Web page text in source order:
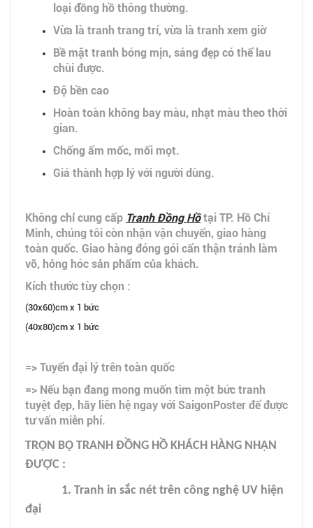
loại đồng hồ thông thường.
Vừa là tranh trang trí, vừa là tranh xem giờ
Bề mặt tranh bóng mịn, sáng đẹp có thể lau
chùi được.
Độ bền cao
Hoàn toàn không bay màu, nhạt màu theo thời
gian.
Chống ẩm mốc, mối mọt.
Giá thành hợp lý với người dùng.
Không chỉ cung cấp Tranh Đồng Hồ tại TP. Hồ Chí
Minh, chúng tôi còn nhận vận chuyển, giao hàng
toàn quốc. Giao hàng đóng gói cẩn thận tránh làm
vỡ, hỏng hóc sản phẩm của khách.
Kích thước tùy chọn :
(30x60)cm x 1 bức
(40x80)cm x 1 bức
=> Tuyển đại lý trên toàn quốc
=> Nếu bạn đang mong muốn tìm một bức tranh
tuyệt đẹp, hãy liên hệ ngay với SaigonPoster để được
tư vấn miễn phí.
TRỌN BỘ TRANH ĐỒNG HỒ KHÁCH HÀNG NHẬN
ĐƯỢC :
1. Tranh in sắc nét trên công nghệ UV hiện
đại